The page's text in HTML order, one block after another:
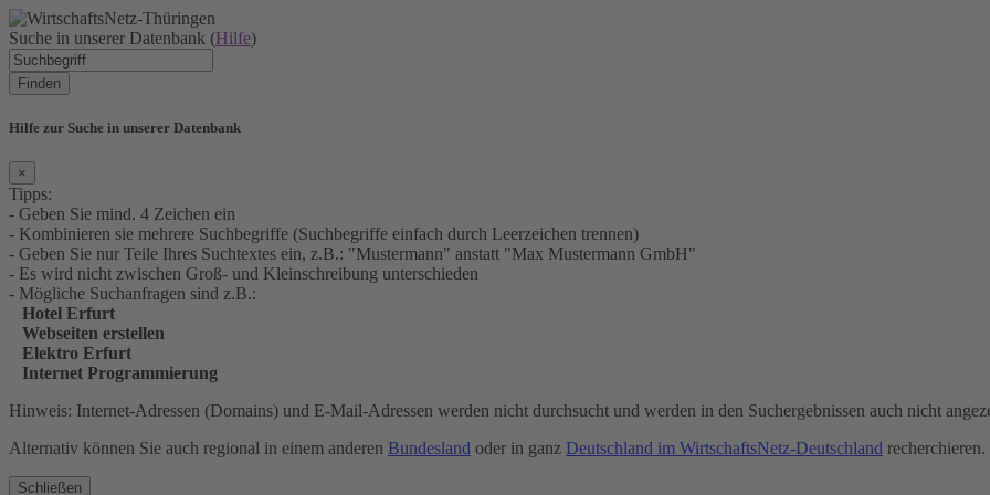
Suche in unserer Datenbank (Hilfe)
Finden
Hilfe zur Suche in unserer Datenbank
×
Tipps:
- Geben Sie mind. 4 Zeichen ein
- Kombinieren sie mehrere Suchbegriffe (Suchbegriffe einfach durch Leerzeichen trennen)
- Geben Sie nur Teile Ihres Suchtextes ein, z.B.: "Mustermann" anstatt "Max Mustermann GmbH"
- Es wird nicht zwischen Groß- und Kleinschreibung unterschieden
- Mögliche Suchanfragen sind z.B.:
Hotel Erfurt
Webseiten erstellen
Elektro Erfurt
Internet Programmierung
Hinweis: Internet-Adressen (Domains) und E-Mail-Adressen werden nicht durchsucht und werden in den Suchergebnissen auch nicht
Alternativ können Sie auch regional in einem anderen Bundesland oder in ganz Deutschland im WirtschaftsNetz-Deutschland recherchieren.
Schließen